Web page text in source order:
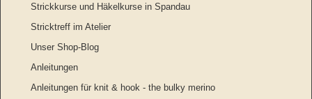
Strickkurse und Häkelkurse in Spandau
Stricktreff im Atelier
Unser Shop-Blog
Anleitungen
Anleitungen für knit & hook - the bulky merino